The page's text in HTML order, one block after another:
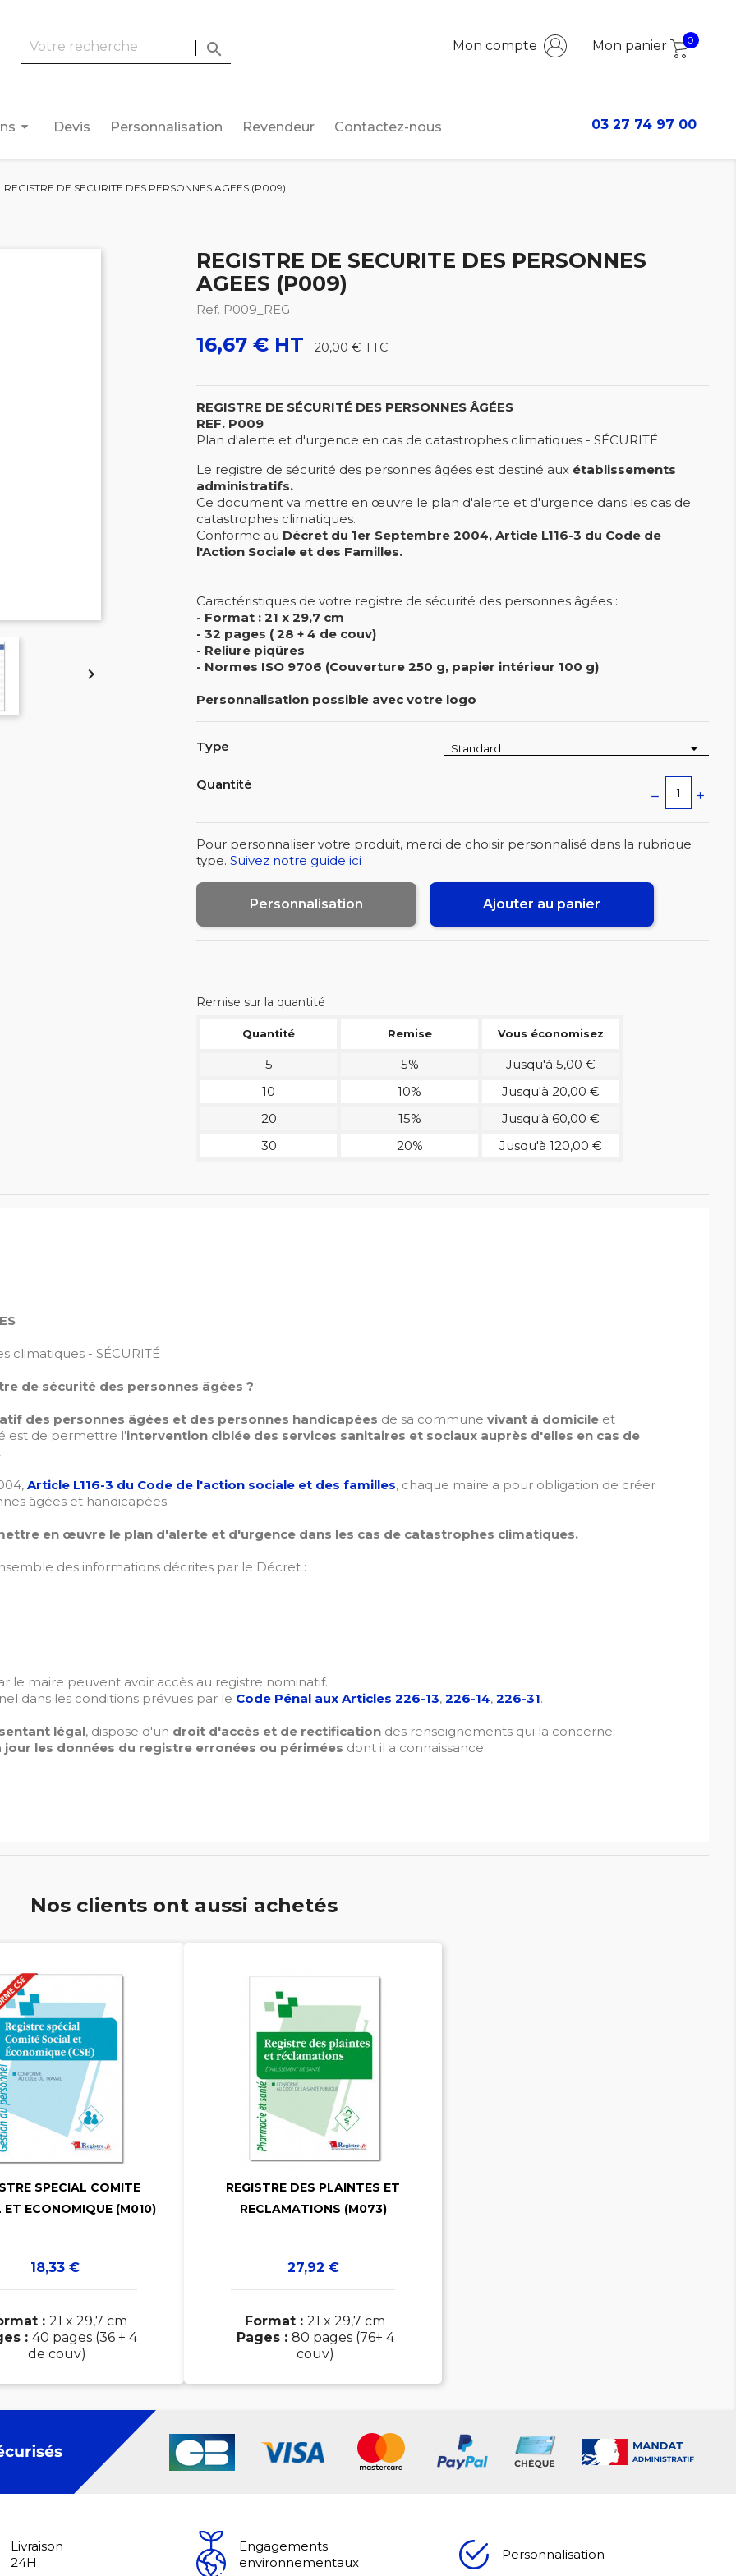
 Mon compte Mon panier 0
arrow_drop_down Devis Personnalisation Revendeur Contactez-nous 03 27 74 97 00
REGISTRE DE SECURITE DES PERSONNES AGEES (P009)

REGISTRE DE SECURITE DES PERSONNES
AGEES (P009)
Ref. P009_REG
16,67 € HT 20,00 € TTC
REGISTRE DE SÉCURITÉ DES PERSONNES ÂGÉES
REF. P009
Plan d'alerte et d'urgence en cas de catastrophes climatiques - SÉCURITÉ
Le registre de sécurité des personnes âgées est destiné aux établissements
administratifs.
Ce document va mettre en œuvre le plan d'alerte et d'urgence dans les cas de
catastrophes climatiques.
Conforme au Décret du 1er Septembre 2004, Article L116-3 du Code de
l'Action Sociale et des Familles.
Caractéristiques de votre registre de sécurité des personnes âgées :
- Format : 21 x 29,7 cm
- 32 pages ( 28 + 4 de couv)
- Reliure piqûres
- Normes ISO 9706 (Couverture 250 g, papier intérieur 100 g)
Personnalisation possible avec votre logo
Type
Quantité
Pour personnaliser votre produit, merci de choisir personnalisé dans la rubrique
type. Suivez notre guide ici
Personnalisation Ajouter au panier
Remise sur la quantité
Quantité Remise Vous économisez
5 5%
Jusqu'à 5,00 €
10
10%
Jusqu'à 20,00 €
20
15%
Jusqu'à 60,00 €
30
20% Jusqu'à 120,00 €
climatiques - SÉCURITÉ
de sécurité des personnes âgées ?
des personnes âgées et des personnes handicapées de sa commune vivant à domicile et
est de permettre l'intervention ciblée des services sanitaires et sociaux auprès d'elles en cas de
Article L116-3 du Code de l'action sociale et des familles, chaque maire a pour obligation de créer
âgées et handicapées.
en œuvre le plan d'alerte et d'urgence dans les cas de catastrophes climatiques.
des informations décrites par le Décret :
le maire peuvent avoir accès au registre nominatif.
dans les conditions prévues par le Code Pénal aux Articles 226-13, 226-14, 226-31.
légal, dispose d'un droit d'accès et de rectification des renseignements qui la concerne.
les données du registre erronées ou périmées dont il a connaissance.
Nos clients ont aussi achetés
SPECIAL COMITE
ET ECONOMIQUE (M010)
Prix
18,33 €
: 21 x 29,7 cm
: 40 pages (36 + 4
de couv)


REGISTRE DES PLAINTES ET
RECLAMATIONS (M073)
Prix
27,92 €
Format : 21 x 29,7 cm
Pages : 80 pages (76+ 4
couv)
Livraison
24H
Engagements
environnementaux
Personnalisation